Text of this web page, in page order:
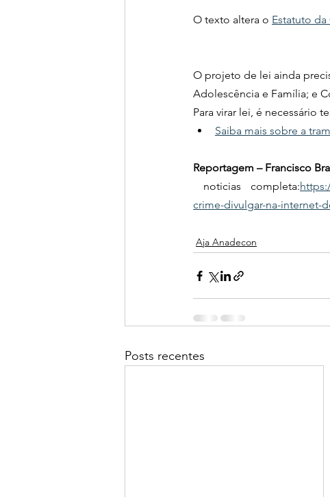
O texto altera o Estatuto
O projeto de lei ainda
Adolescência e Família; e
Para virar lei, é necessário
Saiba mais sobre a
Reportagem – Francisco
noticias completa:
crime-divulgar-na-internet-
Aja Anadecon
Posts recentes